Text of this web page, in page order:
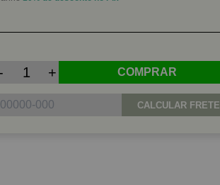
+ COMPRAR
CALCULAR FRETE